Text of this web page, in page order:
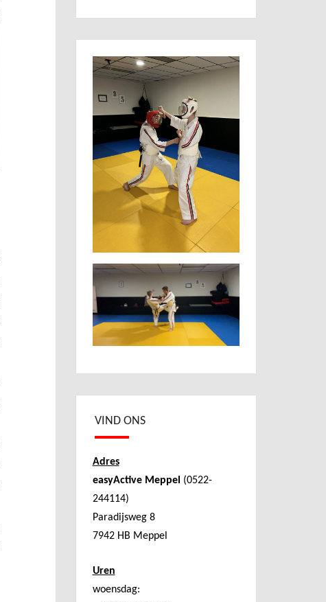
VIND ONS
Adres
easyActive Meppel (0522-
244114)
Paradijsweg 8
7942 HB Meppel
Uren
woensdag: